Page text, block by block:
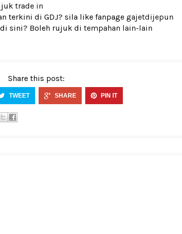
trade in
terkini di GDJ? sila like fanpage gajetdijepun
sini? Boleh rujuk di tempahan lain-lain
Share this post:
TWEET SHARE PIN IT